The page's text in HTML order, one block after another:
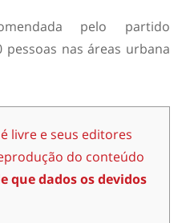
pelo partido
pessoas nas áreas urbana
livre e seus editores
do conteúdo
que dados os devidos